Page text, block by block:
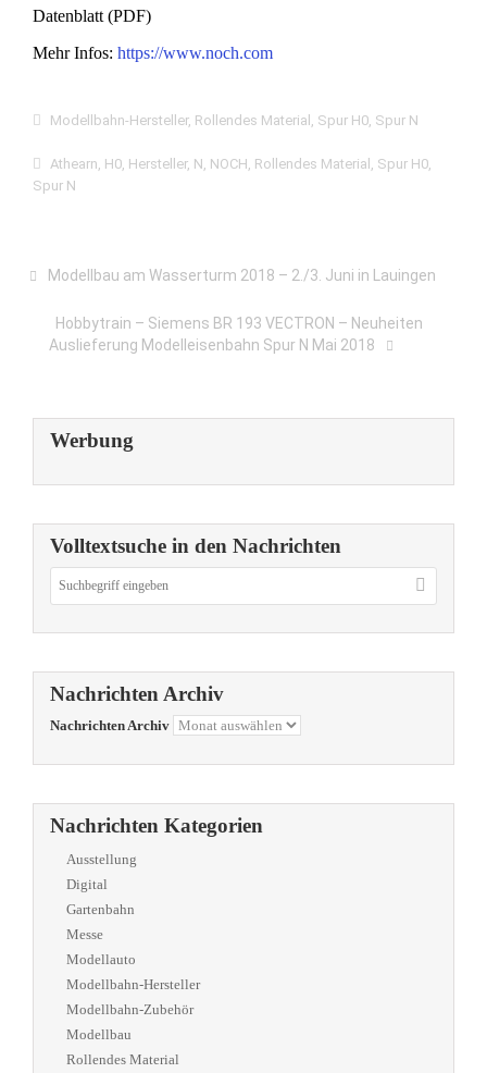
Datenblatt (PDF)
Mehr Infos: https://www.noch.com
Modellbahn-Hersteller, Rollendes Material , Spur H0, Spur N
Athearn, H0, Hersteller, N, NOCH, Rollendes Material , Spur H0,
Spur N
Modellbau am Wasserturm 2018 – 2./3. Juni in Lauingen
Hobbytrain – Siemens BR 193 VECTRON – Neuheiten
Auslieferung Modelleisenbahn Spur N Mai 2018
Werbung
Volltextsuche in den Nachrichten
Nachrichten Archiv
Nachrichten Archiv
Nachrichten Kategorien
Ausstellung
Digital
Gartenbahn
Messe
Modellauto
Modellbahn-Hersteller
Modellbahn-Zubehör
Modellbau
Rollendes Material